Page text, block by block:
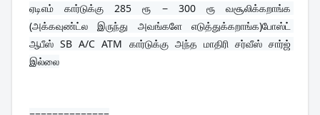
ஏடிஎம் கார்டுக்கு 285 ரூ − 300 ரூ வசூலிக்கறாங்க
(அக்கவுண்ட்ல இருந்து அவங்களே எடுத்துக்கறாங்க)போஸ்ட்
ஆபீஸ் SB A/C ATM கார்டுக்கு அந்த மாதிரி சர்வீஸ் சார்ஜ்
இல்லை